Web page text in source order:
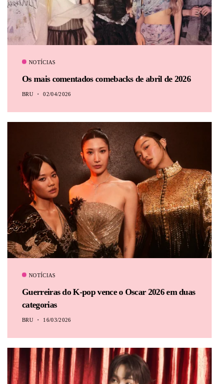
BRU
NOTÍCIAS
Os mais comentados comebacks de abril de 2026
BRU 02/04/2026
NOTÍCIAS
Guerreiras do K-pop vence o Oscar 2026 em duas
categorias
BRU 16/03/2026